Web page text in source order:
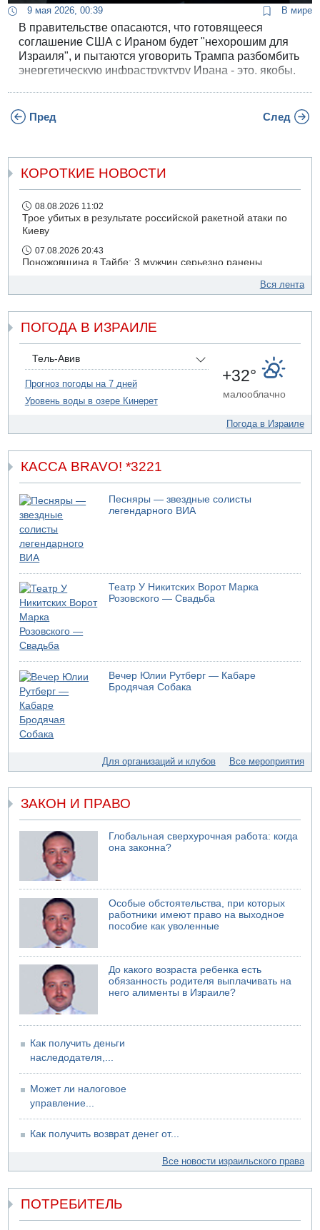
9 мая 2026, 00:39 В мире
В правительстве опасаются, что готовящееся
соглашение США с Ираном будет "нехорошим для
Израиля", и пытаются уговорить Трампа разбомбить
энергетическую инфраструктуру Ирана - это, якобы,
Пред След
КОРОТКИЕ НОВОСТИ
08.08.2026 11:02
Трое убитых в результате российской ракетной атаки по
Киеву
07.08.2026 20:43
Поножовщина в Тайбе: 3 мужчин серьезно ранены
Ynet: "Хизбалла" запустила БПЛА со взрывчаткой по
07.08.2026 19:16
ДТП в Ашдоде: тяжело ранены двое маленьких детей
07.08.2026 19:14
Скончался водитель, врезавшийся в стену в
Иерусалиме
07.08.2026 17:57
Вся лента
ПОГОДА В ИЗРАИЛЕ
Тель-Авив
Прогноз погоды на 7 дней
Уровень воды в озере Кинерет
+32°
малооблачно
Погода в Израиле
КАССА BRAVO! *3221
Песняры — звездные солисты
легендарного ВИА
Театр У Никитских Ворот Марка
Розовского — Свадьба
Вечер Юлии Рутберг — Кабаре
Бродячая Собака
Для организаций и клубов Все мероприятия
ЗАКОН И ПРАВО
Глобальная сверхурочная работа: когда
она законна?
Особые обстоятельства, при которых
работники имеют право на выходное
пособие как уволенные
До какого возраста ребенка есть
обязанность родителя выплачивать на
него алименты в Израиле?
Как получить деньги
наследодателя,...
Может ли налоговое
управление...
Как получить возврат денег от...
Все новости израильского права
ПОТРЕБИТЕЛЬ